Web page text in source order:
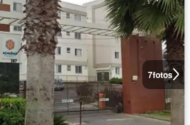
7fotos